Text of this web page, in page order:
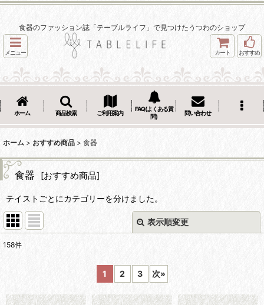
食器のファッション誌「テーブルライフ」で見つけたうつわのショップ
メニュー カート おすすめ
ホーム 商品検索 ご利用案内
FAQ(よくある質
問)
問い合わせ
ホーム > おすすめ商品 > 食器
食器 [おすすめ商品]
テイストごとにカテゴリーを分けました。
表示順変更
158件
1 2 3 次»